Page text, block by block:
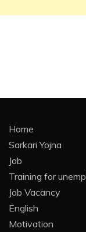
Home
Sarkari Yojna
Job
Training for
Job Vacancy
English
Motivation